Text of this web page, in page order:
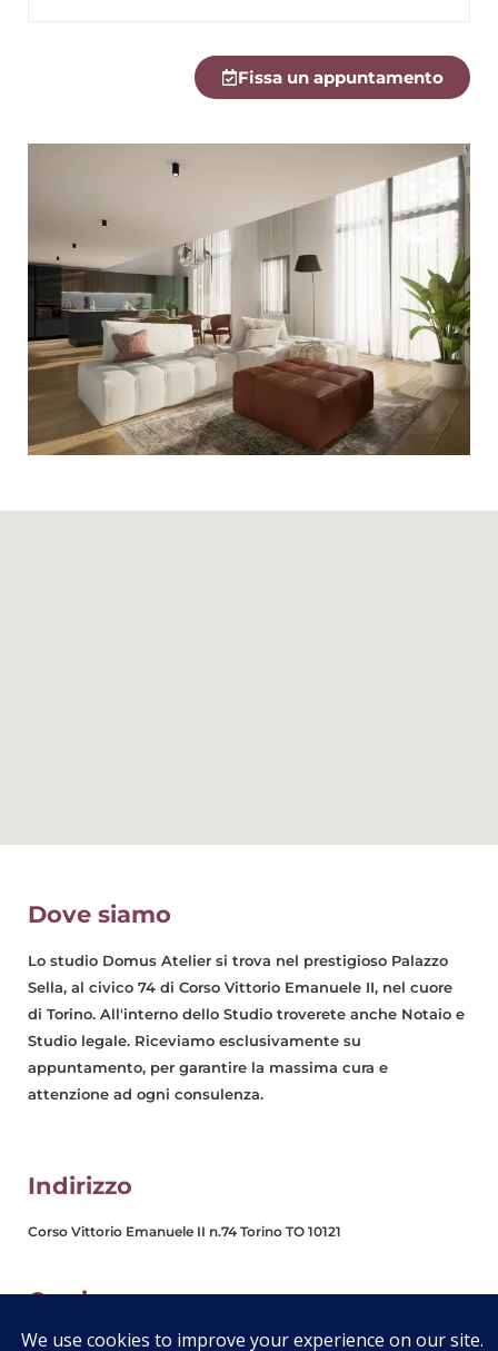
Fissa un appuntamento
Dove siamo
Lo studio Domus Atelier si trova nel prestigioso Palazzo
Sella, al civico 74 di Corso Vittorio Emanuele II, nel cuore
di Torino. All'interno dello Studio troverete anche Notaio e
Studio legale. Riceviamo esclusivamente su
appuntamento, per garantire la massima cura e
attenzione ad ogni consulenza.
Indirizzo
Corso Vittorio Emanuele II n.74 Torino TO 10121
Orario
Dal Lunedì al Venerdì: Am 9.00-13:00 Pm 14:30-19:00